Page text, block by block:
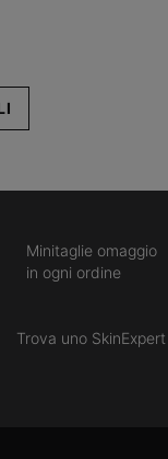
Minitaglie omaggio
in ogni ordine
Trova uno SkinExpert